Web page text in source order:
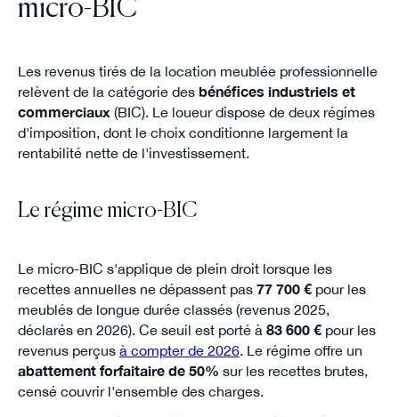
micro-BIC
Les revenus tirés de la location meublée professionnelle
relèvent de la catégorie des bénéfices industriels et
commerciaux (BIC). Le loueur dispose de deux régimes
d'imposition, dont le choix conditionne largement la
rentabilité nette de l'investissement.
Le régime micro-BIC
Le micro-BIC s'applique de plein droit lorsque les
recettes annuelles ne dépassent pas 77 700 €pour les
meublés de longue durée classés (revenus 2025,
déclarés en 2026). Ce seuil est porté à 83 600 €pour les
revenus perçus à compter de 2026. Le régime offre un
abattement forfaitaire de 50% sur les recettes brutes,
censé couvrir l'ensemble des charges.